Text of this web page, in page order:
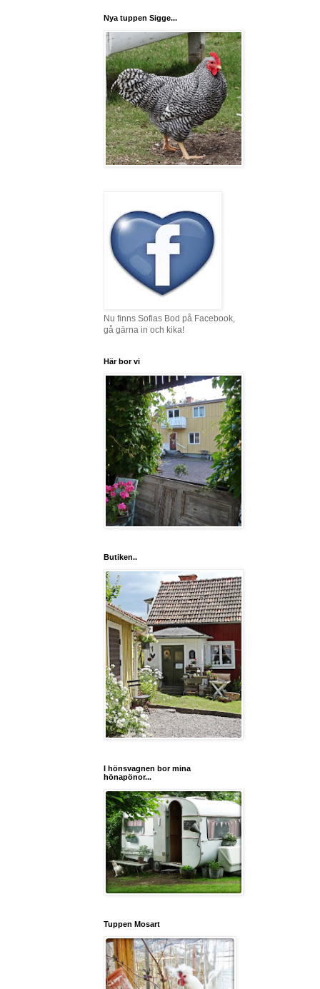
Nya tuppen Sigge...
Nu finns Sofias Bod på Facebook,
gå gärna in och kika!
Här bor vi
Butiken..
I hönsvagnen bor mina
hönapönor...
Tuppen Mosart